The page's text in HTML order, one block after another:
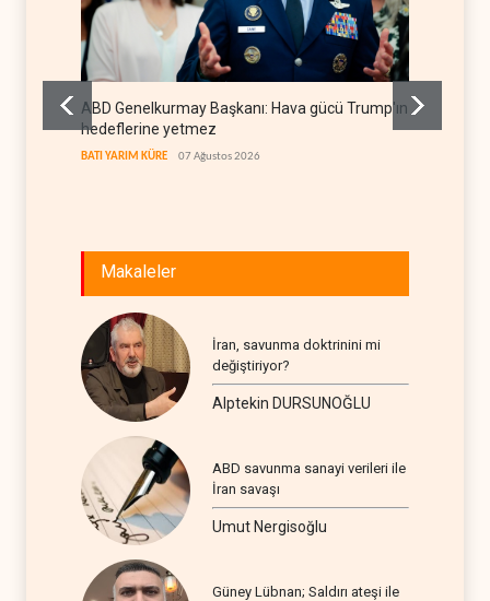
ABD Genelkurmay Başkanı: Hava gücü Trump'ın
hedeflerine yetmez
BATI YARIM KÜRE 07 Ağustos 2026
Makaleler
İran, savunma doktrinini mi
değiştiriyor?
Alptekin DURSUNOĞLU
ABD savunma sanayi verileri ile
İran savaşı
Umut Nergisoğlu
Güney Lübnan; Saldırı ateşi ile